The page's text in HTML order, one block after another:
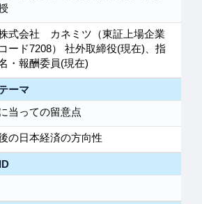
式会社 カネミツ（東証上場企業
コード7208） 社外取締役(現在)、指
・報酬委員(現在)
ーマ
当っての留意点
の日本経済の方向性